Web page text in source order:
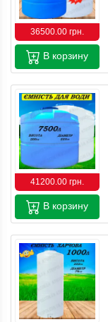
36500.00 грн.
В корзину
41200.00 грн.
В корзину